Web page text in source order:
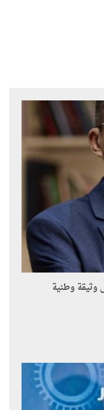
وثيقة وطنية